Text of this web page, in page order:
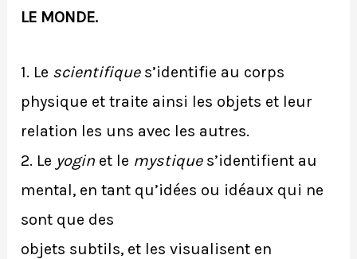
LE MONDE.
1. Le scientifiques’identifie au corps
physique et traite ainsi les objets et leur
relation les uns avec les autres.
2. Le yogin et le mystiques’identifient au
mental, en tant qu’idées ou idéaux qui ne
sont que des
objets subtils, et les visualisent en